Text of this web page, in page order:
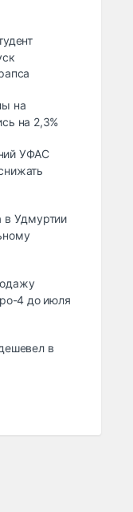
на
на 2,3%
УФАС
в Удмуртии
4 до июля
в